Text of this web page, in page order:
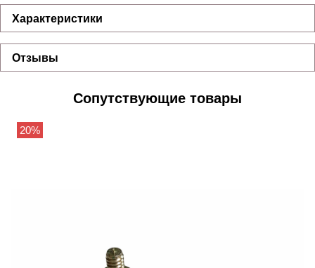
Характеристики
Отзывы
Сопутствующие товары
20%